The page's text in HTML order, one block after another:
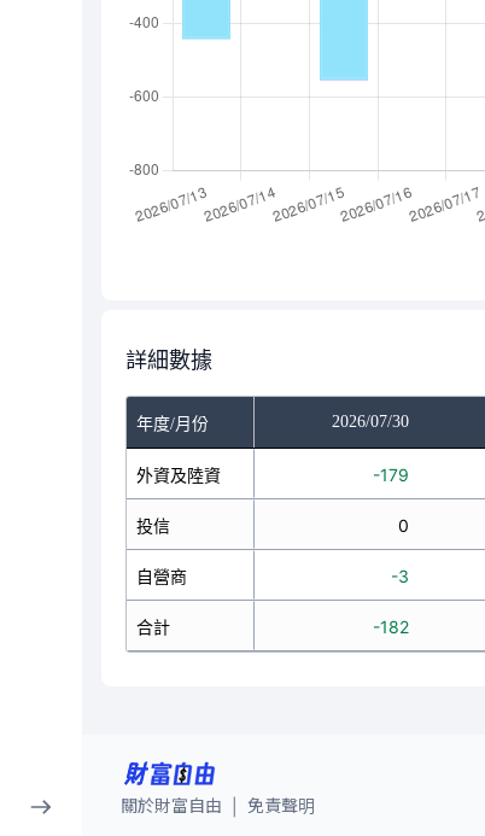
詳細數據
年度/月份
2026/07/29 2026/07/30
外資及陸資
投信
自營商
合計
670 -179
0
-3
-182
關於財富自由 免責聲明